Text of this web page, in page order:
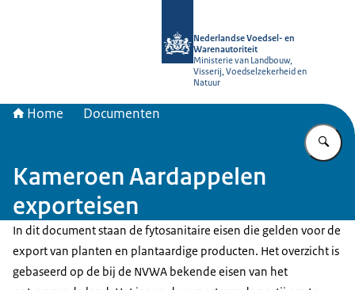
Nederlandse Voedsel- en
Warenautoriteit
Ministerie van Landbouw,
Visserij, Voedselzekerheid en
Natuur
Home Documenten
Kameroen Aardappelen
exporteisen
In dit document staan de fytosanitaire eisen die gelden voor de
export van planten en plantaardige producten. Het overzicht is
gebaseerd op de bij de NVWA bekende eisen van het